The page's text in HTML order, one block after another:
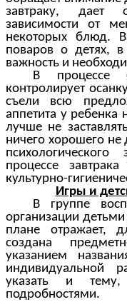
завтраку, дает
зависимости от
некоторых блюд.
поваров о детях, в
важность и
В процессе
контролирует
съели всю
аппетита у ребенка
лучше не
ничего хорошего не
процессе
культурно-
Игры и
В группе
организации
плане отражает,
создана
указанием
индивидуальной
указать и
подробностями.